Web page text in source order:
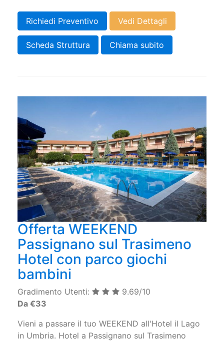
Richiedi Preventivo Vedi Dettagli
Scheda Struttura Chiama subito
Offerta WEEKEND
Passignano sul Trasimeno
Hotel con parco giochi
bambini
Gradimento Utenti:
9.69/10
Da €33
Vieni a passare il tuo WEEKEND all'Hotel il Lago
in Umbria. Hotel a Passignano sul Trasimeno